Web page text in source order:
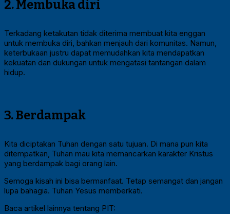
2. Membuka diri
Terkadang ketakutan tidak diterima membuat kita enggan
untuk membuka diri, bahkan menjauh dari komunitas. Namun,
keterbukaan justru dapat memudahkan kita mendapatkan
kekuatan dan dukungan untuk mengatasi tantangan dalam
hidup.
3. Berdampak
Kita diciptakan Tuhan dengan satu tujuan. Di mana pun kita
ditempatkan, Tuhan mau kita memancarkan karakter Kristus
yang berdampak bagi orang lain.
Semoga kisah ini bisa bermanfaat. Tetap semangat dan jangan
lupa bahagia. Tuhan Yesus memberkati.
Baca artikel lainnya tentang PIT: